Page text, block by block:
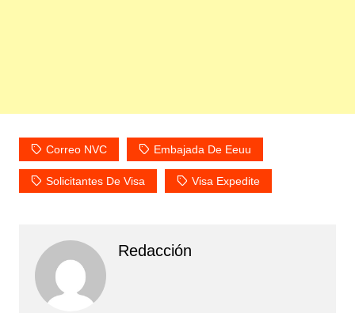
Correo NVC Embajada De Eeuu
Solicitantes De Visa Visa Expedite
Redacción